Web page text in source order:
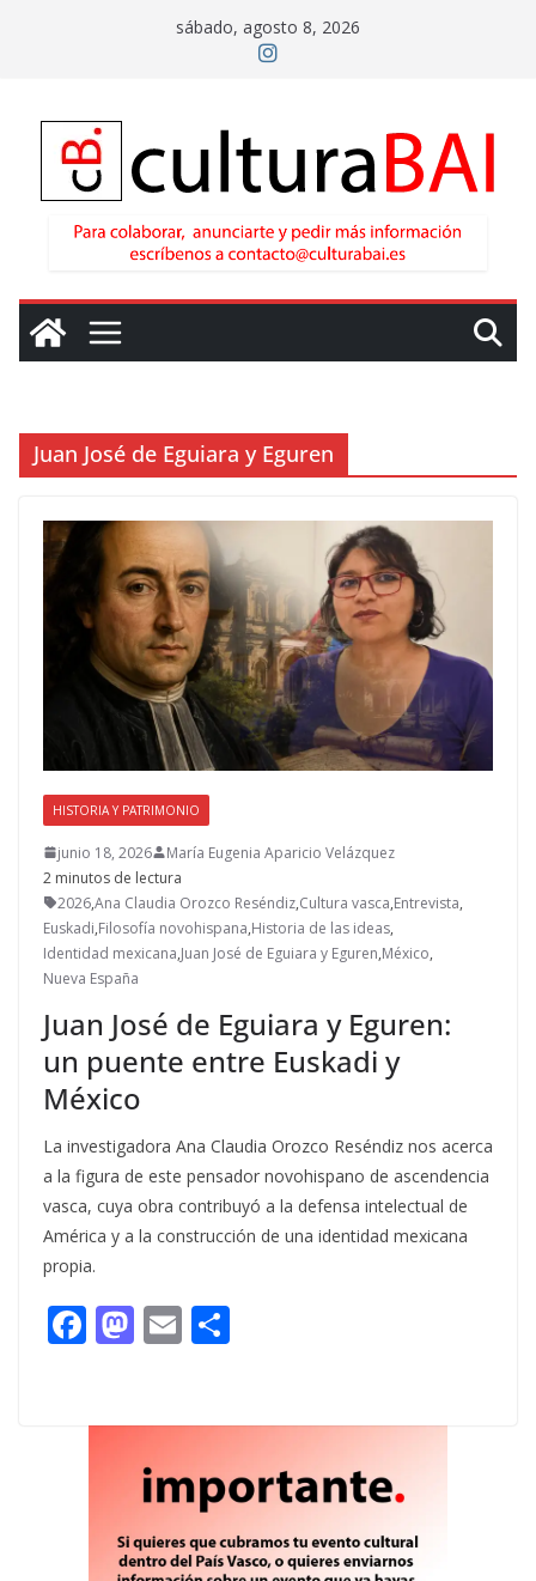
sábado, agosto 8, 2026
Juan José de Eguiara y Eguren
HISTORIA Y PATRIMONIO
junio 18, 2026
María Eugenia Aparicio Velázquez
2 minutos de lectura
2026,Ana Claudia Orozco Reséndiz,Cultura vasca,Entrevista,
Euskadi,Filosofía novohispana,Historia de las ideas,
Identidad mexicana,Juan José de Eguiara y Eguren,México,
Nueva España
Juan José de Eguiara y Eguren:
un puente entre Euskadi y
México
La investigadora Ana Claudia Orozco Reséndiz nos acerca
a la figura de este pensador novohispano de ascendencia
vasca, cuya obra contribuyó a la defensa intelectual de
América y a la construcción de una identidad mexicana
propia.
F
b
M
d
o
n
E
l p
ar
ti
r